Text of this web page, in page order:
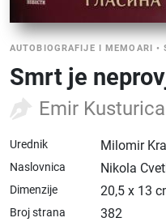
AUTOBIOGRAFIJE I MEMOARI •
Smrt je
Emir Kusturica
Urednik Milomir
Naslovnica Nikola
Dimenzije 20,5 x 13
Broj strana 382